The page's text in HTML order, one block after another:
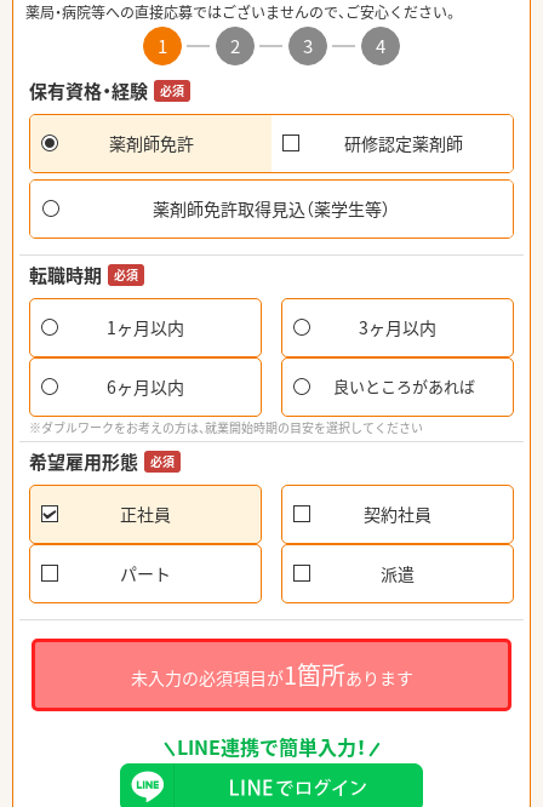
薬局・病院等への直接応募ではございませんので、ご安心ください。
1 2 3
4
保有資格・経験
必須
薬剤師免許 研修認定薬剤師
薬剤師免許取得見込（薬学生等）
転職時期 必須
1ヶ月以内 3ヶ月以内
6ヶ月以内 良いところがあれば
※ダブルワークをお考えの方は、就業開始時期の目安を選択してください
希望雇用形態 必須
正社員 契約社員
パート 派遣
未入力の必須項目が1箇所あります
LINE連携で簡単入力！